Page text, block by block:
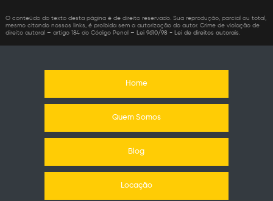
O conteúdo do texto desta página é de direito reservado. Sua reprodução, parcial ou total,
mesmo citando nossos links, é proibida sem a autorização do autor. Crime de violação de
direito autoral – artigo 184 do Código Penal –
Lei 9610/98 - Lei de direitos autorais
Home
Quem Somos
Blog
Locação